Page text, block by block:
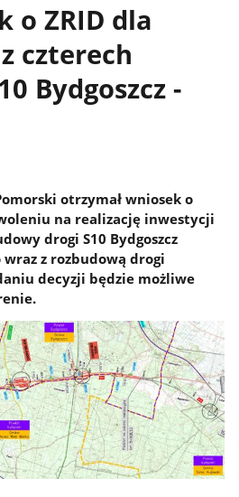
o ZRID dla
czterech
Bydgoszcz -
otrzymał wniosek o
na realizację inwestycji
drogi S10 Bydgoszcz
wraz z rozbudową drogi
decyzji będzie możliwe